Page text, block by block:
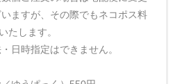
ますが、その際でもネコポス料
たします。
日時指定はできません。